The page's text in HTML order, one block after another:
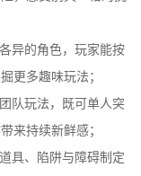
异的角色，玩家能按
更多趣味玩法；
队玩法，既可单人突
来持续新鲜感；
具、陷阱与障碍制定